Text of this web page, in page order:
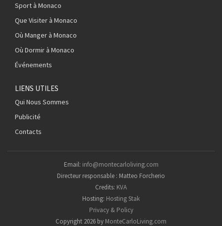
Sport à Monaco
Que Visiter à Monaco
Où Manger à Monaco
Où Dormir à Monaco
Événements
LIENS UTILES
Qui Nous Sommes
Publicité
Contacts
Email: info@montecarloliving.com
Directeur responsable : Matteo Forcherio
Credits: KVA
Hosting: Hosting Stak
Privacy & Policy
Copyright 2026 by MonteCarloLiving.com